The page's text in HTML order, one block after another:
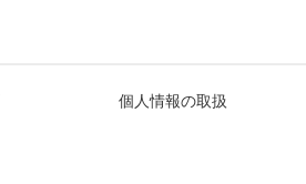
個人情報の取扱